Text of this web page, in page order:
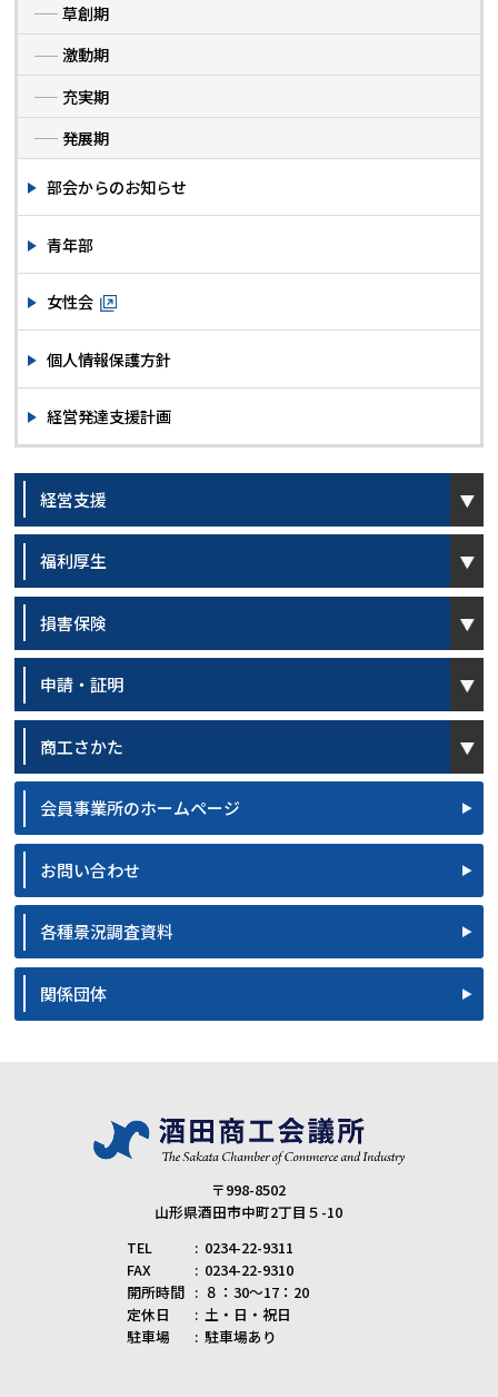
草創期
激動期
充実期
発展期
部会からのお知らせ
青年部
女性会
個人情報保護方針
経営発達支援計画
経営支援
福利厚生
損害保険
申請・証明
商工さかた
会員事業所のホームページ
お問い合わせ
各種景況調査資料
関係団体
〒998-8502
山形県酒田市中町2丁目５-10
TEL
0234-22-9311
FAX
0234-22-9310
開所時間
８：30～17：20
定休日
土・日・祝日
駐車場
駐車場あり